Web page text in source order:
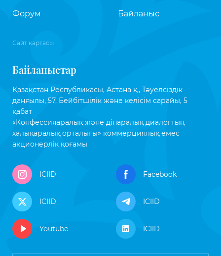
Форум
Байланыс
Сайт картасы
Байланыстар
Қазақстан Республикасы, Астана қ., Тәуелсіздік
даңғылы, 57, Бейбітшілік және келісім сарайы, 5
қабат
«Конфессияаралық және дінаралық диалогтың
халықаралық орталығы» коммерциялық емес
акционерлік қоғамы
ICIID Facebook
ICIID ICIID
Youtube ICIID